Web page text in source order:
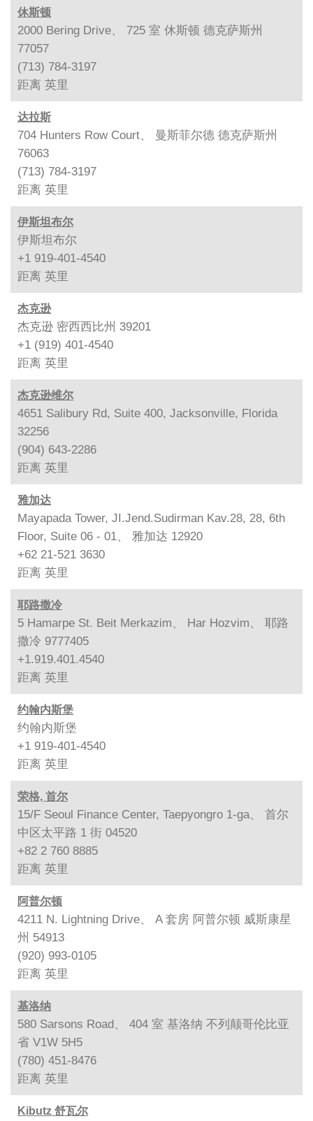
休斯顿
2000 Bering Drive、 725 室 休斯顿 德克萨斯州
77057
(713) 784-3197
距离 英里
达拉斯
704 Hunters Row Court、 曼斯菲尔德 德克萨斯州
76063
(713) 784-3197
距离 英里
伊斯坦布尔
伊斯坦布尔
+1 919-401-4540
距离 英里
杰克逊
杰克逊 密西西比州 39201
+1 (919) 401-4540
距离 英里
杰克逊维尔
4651 Salibury Rd, Suite 400, Jacksonville, Florida
32256
(904) 643-2286
距离 英里
雅加达
Mayapada Tower, JI.Jend.Sudirman Kav.28, 28, 6th
Floor, Suite 06 - 01、 雅加达 12920
+62 21-521 3630
距离 英里
耶路撒冷
5 Hamarpe St. Beit Merkazim、 Har Hozvim、 耶路
撒冷 9777405
+1.919.401.4540
距离 英里
约翰内斯堡
约翰内斯堡
+1 919-401-4540
距离 英里
荣格, 首尔
15/F Seoul Finance Center, Taepyongro 1-ga、 首尔
中区太平路 1 街 04520
+82 2 760 8885
距离 英里
阿普尔顿
4211 N. Lightning Drive、 A 套房 阿普尔顿 威斯康星
州 54913
(920) 993-0105
距离 英里
基洛纳
580 Sarsons Road、 404 室 基洛纳 不列颠哥伦比亚
省 V1W 5H5
(780) 451-8476
距离 英里
Kibutz 舒瓦尔